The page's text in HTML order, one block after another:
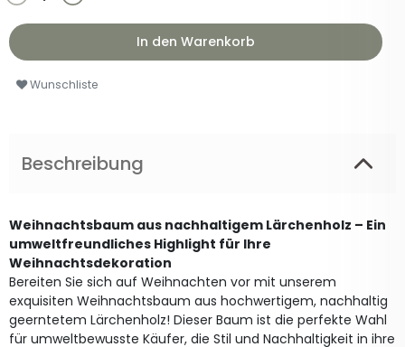
In den Warenkorb
Wunschliste
Beschreibung
Weihnachtsbaum aus nachhaltigem Lärchenholz – Ein
umweltfreundliches Highlight für Ihre
Weihnachtsdekoration
Bereiten Sie sich auf Weihnachten vor mit unserem
exquisiten Weihnachtsbaum aus hochwertigem, nachhaltig
geerntetem Lärchenholz! Dieser Baum ist die perfekte Wahl
für umweltbewusste Käufer, die Stil und Nachhaltigkeit in ihre